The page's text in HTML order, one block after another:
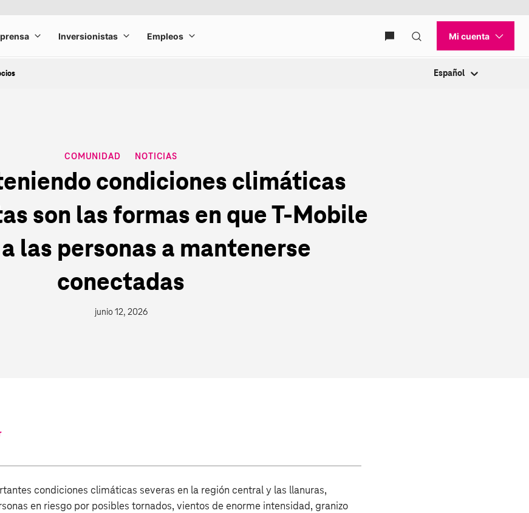
Español
COMUNIDAD NOTICIAS
condiciones climáticas
son las formas en que T‑Mobile
las personas a mantenerse
conectadas
junio 12, 2026
condiciones climáticas severas en la región central y las llanuras,
en riesgo por posibles tornados, vientos de enorme intensidad, granizo